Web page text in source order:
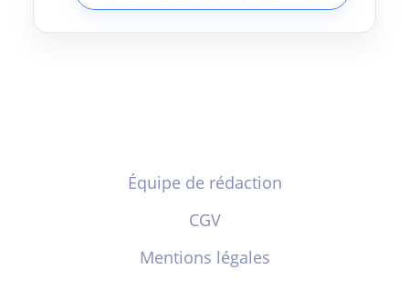
Équipe de rédaction
CGV
Mentions légales